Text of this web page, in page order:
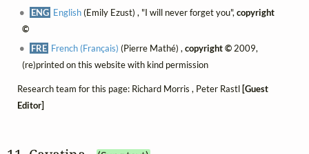
ENG English(Emily Ezust) , "I will never forget you",copyright
©
FRE French (Français) (Pierre Mathé) ,copyright ©2009,
(re)printed on this website with kind permission
Research team for this page: Richard Morris , Peter Rastl[Guest
Editor]